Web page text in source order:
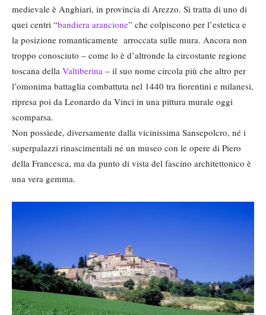
medievale è Anghiari, in provincia di Arezzo. Si tratta di uno di
quei centri “bandiera arancione” che colpiscono per l’estetica e
la posizione romanticamente arroccata sulle mura. Ancora non
troppo conosciuto – come lo è d’altronde la circostante regione
toscana della Valtiberina – il suo nome circola più che altro per
l’omonima battaglia combattuta nel 1440 tra fiorentini e milanesi,
ripresa poi da Leonardo da Vinci in una pittura murale oggi
scomparsa.
Non possiede, diversamente dalla vicinissima Sansepolcro, né i
superpalazzi rinascimentali né un museo con le opere di Piero
della Francesca, ma da punto di vista del fascino architettonico è
una vera gemma.